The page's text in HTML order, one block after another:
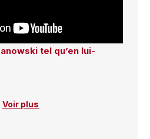
tel qu’en lui-
Voir plus